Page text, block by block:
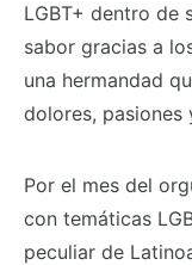
LGBT+ dentro de
sabor gracias a
una hermandad
dolores, pasiones
Por el mes del
con temáticas
peculiar de